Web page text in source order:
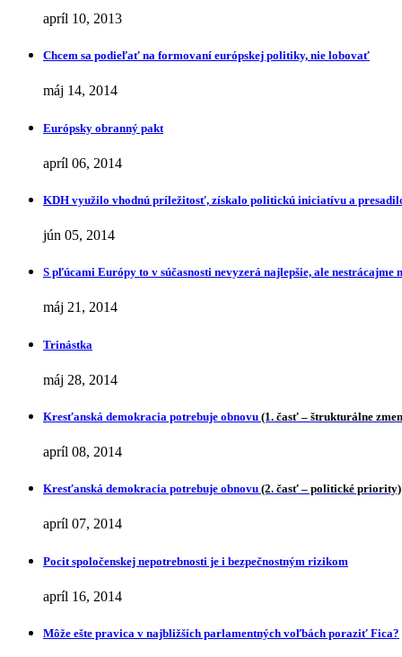
apríl 10, 2013
Chcem sa podieľať na formovaní európskej politiky, nie lobovať
máj 14, 2014
Európsky obranný pakt
apríl 06, 2014
KDH využilo vhodnú príležitosť, získalo politickú iniciatívu a
jún 05, 2014
S pľúcami Európy to v súčasnosti nevyzerá najlepšie, ale nestrácajme
máj 21, 2014
Trinástka
máj 28, 2014
Kresťanská demokracia potrebuje obnovu (1. časť – štrukturálne
apríl 08, 2014
Kresťanská demokracia potrebuje obnovu (2. časť – politické priority)
apríl 07, 2014
Pocit spoločenskej nepotrebnosti je i bezpečnostným rizikom
apríl 16, 2014
Môže ešte pravica v najbližších parlamentných voľbách poraziť Fica?